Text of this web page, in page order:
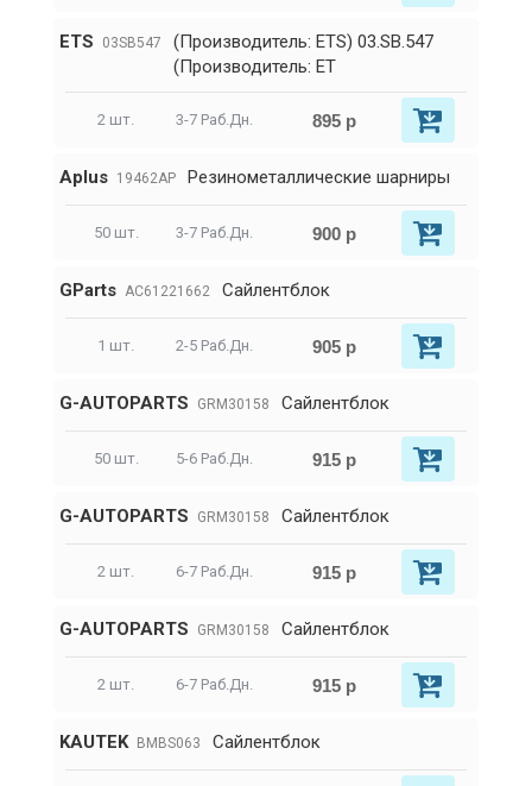
ETS 03SB547
(Производитель: ETS) 03.SB.547
(Производитель: ET
2 шт. 3-7 Раб.Дн. 895 р
Aplus 19462AP Резинометаллические шарниры
50 шт. 3-7 Раб.Дн. 900 р
GParts AC61221662 Сайлентблок
1 шт. 2-5 Раб.Дн. 905 р
G-AUTOPARTS GRM30158 Сайлентблок
50 шт. 5-6 Раб.Дн. 915 р
G-AUTOPARTS GRM30158 Сайлентблок
2 шт. 6-7 Раб.Дн. 915 р
G-AUTOPARTS GRM30158 Сайлентблок
2 шт. 6-7 Раб.Дн. 915 р
KAUTEK BMBS063 Сайлентблок